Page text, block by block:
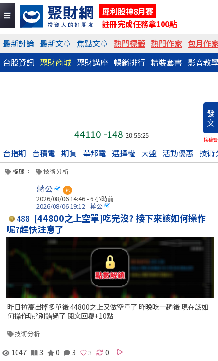
犀利股神8月賽
註冊完成任務拿100點
最新討論 最新文章 焦點文章 熱門標籤 熱門作家 包月作
台股資訊 聚財商城 聚財講座 暢銷排行 精裝套書 影音教
發
文
換稿費
44110 -148 20:55:25
台指期 台積電 期貨 華邦電 選擇權 大盤 活動優惠 技術
標籤： 技術分析
蔣公 包
2026/08/06 14:46 -6 小時前
2026/08/06 19:12 - 蔣公
488 [44800之上空單]吃完沒? 接下來該如何操作
呢?趕快注意了
昨日拉高出掉多單後 44800之上又做空單了 昨晚吃一趟後 現在該如
何操作呢?別錯過了 閱文回覆+10點
技術分析
1047 3 0 3 0